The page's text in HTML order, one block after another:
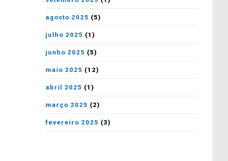
agosto 2025 (5)
julho 2025 (1)
junho 2025 (5)
maio 2025 (12)
abril 2025 (1)
março 2025 (2)
fevereiro 2025 (3)